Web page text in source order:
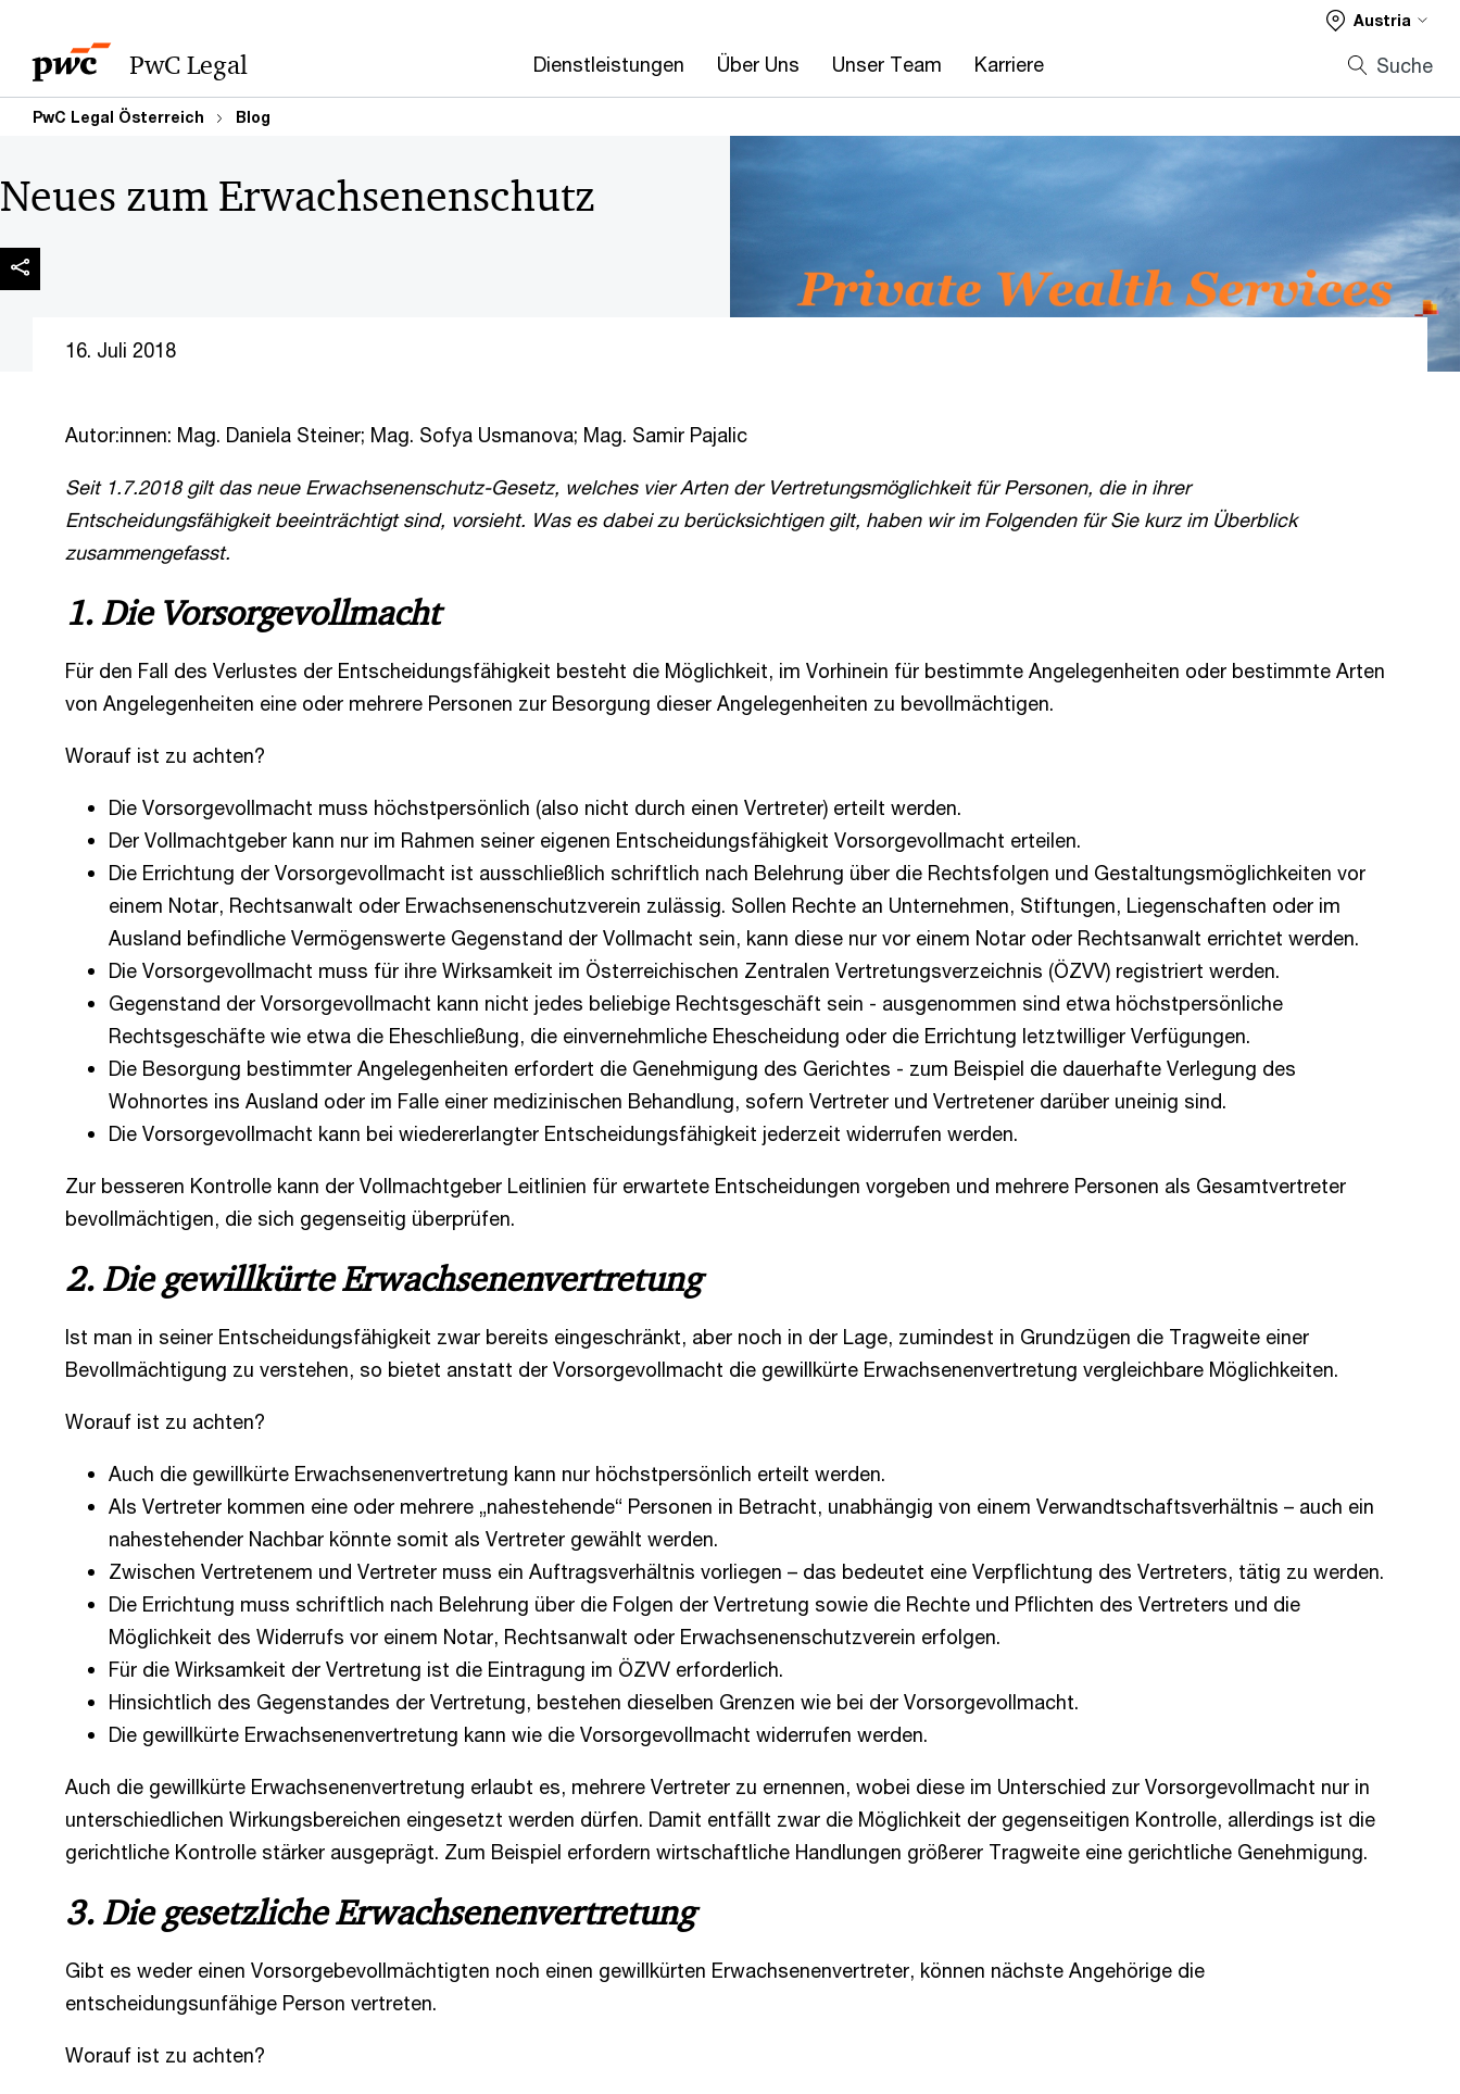
Austria
PwC Legal Dienstleistungen Über Uns Unser Team Karriere Suche
PwC Legal Österreich Blog
Neues zum Erwachsenenschutz
16. Juli 2018
Autor:innen: Mag. Daniela Steiner; Mag. Sofya Usmanova; Mag. Samir Pajalic
Seit 1.7.2018 gilt das neue Erwachsenenschutz-Gesetz, welches vier Arten der Vertretungsmöglichkeit für Personen, die in ihrer
Entscheidungsfähigkeit beeinträchtigt sind, vorsieht. Was es dabei zu berücksichtigen gilt, haben wir im Folgenden für Sie kurz im Überblick
zusammengefasst.
1. Die Vorsorgevollmacht
Für den Fall des Verlustes der Entscheidungsfähigkeit besteht die Möglichkeit, im Vorhinein für bestimmte Angelegenheiten oder bestimmte Arten
von Angelegenheiten eine oder mehrere Personen zur Besorgung dieser Angelegenheiten zu bevollmächtigen.
Worauf ist zu achten?
Die Vorsorgevollmacht muss höchstpersönlich (also nicht durch einen Vertreter) erteilt werden.
Der Vollmachtgeber kann nur im Rahmen seiner eigenen Entscheidungsfähigkeit Vorsorgevollmacht erteilen.
Die Errichtung der Vorsorgevollmacht ist ausschließlich schriftlich nach Belehrung über die Rechtsfolgen und Gestaltungsmöglichkeiten vor
einem Notar, Rechtsanwalt oder Erwachsenenschutzverein zulässig. Sollen Rechte an Unternehmen, Stiftungen, Liegenschaften oder im
Ausland befindliche Vermögenswerte Gegenstand der Vollmacht sein, kann diese nur vor einem Notar oder Rechtsanwalt errichtet werden.
Die Vorsorgevollmacht muss für ihre Wirksamkeit im Österreichischen Zentralen Vertretungsverzeichnis (ÖZVV) registriert werden.
Gegenstand der Vorsorgevollmacht kann nicht jedes beliebige Rechtsgeschäft sein - ausgenommen sind etwa höchstpersönliche
Rechtsgeschäfte wie etwa die Eheschließung, die einvernehmliche Ehescheidung oder die Errichtung letztwilliger Verfügungen.
Die Besorgung bestimmter Angelegenheiten erfordert die Genehmigung des Gerichtes - zum Beispiel die dauerhafte Verlegung des
Wohnortes ins Ausland oder im Falle einer medizinischen Behandlung, sofern Vertreter und Vertretener darüber uneinig sind.
Die Vorsorgevollmacht kann bei wiedererlangter Entscheidungsfähigkeit jederzeit widerrufen werden.
Zur besseren Kontrolle kann der Vollmachtgeber Leitlinien für erwartete Entscheidungen vorgeben und mehrere Personen als Gesamtvertreter
bevollmächtigen, die sich gegenseitig überprüfen.
2. Die gewillkürte Erwachsenenvertretung
Ist man in seiner Entscheidungsfähigkeit zwar bereits eingeschränkt, aber noch in der Lage, zumindest in Grundzügen die Tragweite einer
Bevollmächtigung zu verstehen, so bietet anstatt der Vorsorgevollmacht die gewillkürte Erwachsenenvertretung vergleichbare Möglichkeiten.
Worauf ist zu achten?
Auch die gewillkürte Erwachsenenvertretung kann nur höchstpersönlich erteilt werden.
Als Vertreter kommen eine oder mehrere „nahestehende“ Personen in Betracht, unabhängig von einem Verwandtschaftsverhältnis – auch ein
nahestehender Nachbar könnte somit als Vertreter gewählt werden.
Zwischen Vertretenem und Vertreter muss ein Auftragsverhältnis vorliegen – das bedeutet eine Verpflichtung des Vertreters, tätig zu werden.
Die Errichtung muss schriftlich nach Belehrung über die Folgen der Vertretung sowie die Rechte und Pflichten des Vertreters und die
Möglichkeit des Widerrufs vor einem Notar, Rechtsanwalt oder Erwachsenenschutzverein erfolgen.
Für die Wirksamkeit der Vertretung ist die Eintragung im ÖZVV erforderlich.
Hinsichtlich des Gegenstandes der Vertretung, bestehen dieselben Grenzen wie bei der Vorsorgevollmacht.
Die gewillkürte Erwachsenenvertretung kann wie die Vorsorgevollmacht widerrufen werden.
Auch die gewillkürte Erwachsenenvertretung erlaubt es, mehrere Vertreter zu ernennen, wobei diese im Unterschied zur Vorsorgevollmacht nur in
unterschiedlichen Wirkungsbereichen eingesetzt werden dürfen. Damit entfällt zwar die Möglichkeit der gegenseitigen Kontrolle, allerdings ist die
gerichtliche Kontrolle stärker ausgeprägt. Zum Beispiel erfordern wirtschaftliche Handlungen größerer Tragweite eine gerichtliche Genehmigung.
3. Die gesetzliche Erwachsenenvertretung
Gibt es weder einen Vorsorgebevollmächtigten noch einen gewillkürten Erwachsenenvertreter, können nächste Angehörige die
entscheidungsunfähige Person vertreten.
Worauf ist zu achten?